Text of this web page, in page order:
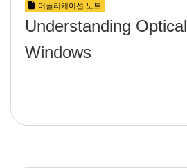
어플리케이션 노트
Understanding Optical
Windows